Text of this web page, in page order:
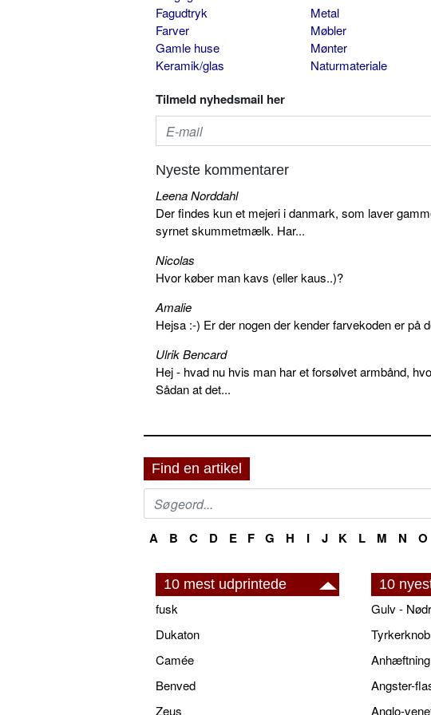
Fagudtryk
Farver
Gamle huse
Keramik/glas
Metal
Møbler
Mønter
Naturmateriale
Tilmeld nyhedsmail her
Nyeste kommentarer
Leena Norddahl
Der findes kun et mejeri i danmark, som laver
syrnet skummetmælk. Har...
Nicolas
Hvor køber man kavs (eller kaus..)?
Amalie
Hejsa :-) Er der nogen der kender farvekoden er på
Ulrik Bencard
Hej - hvad nu hvis man har et forsølvet armbånd,
Sådan at det...
Find en artikel
A B C D E F G H I J K L M N O
10 mest udprintede
fusk
Dukaton
Camée
Benved
Zeus
10
Gulv -
Anhæftning
Angster-
Anglo-